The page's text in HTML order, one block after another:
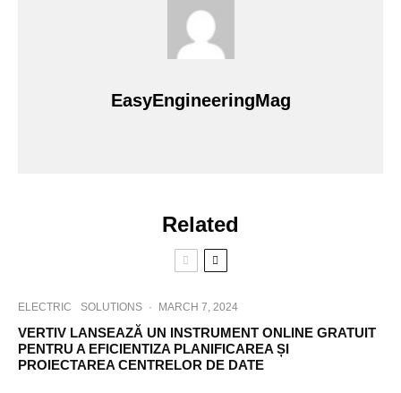
EasyEngineeringMag
Related
ELECTRIC SOLUTIONS · MARCH 7, 2024
VERTIV LANSEAZĂ UN INSTRUMENT ONLINE GRATUIT
PENTRU A EFICIENTIZA PLANIFICAREA ȘI
PROIECTAREA CENTRELOR DE DATE